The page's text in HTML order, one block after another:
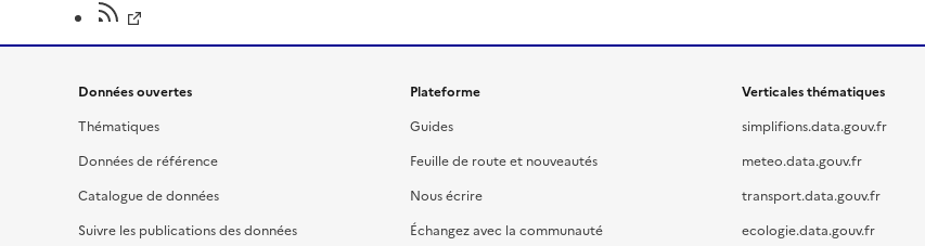
Données ouvertes
Thématiques
Données de référence
Catalogue de données
Suivre les publications des données
Plateforme
Guides
Feuille de route et nouveautés
Nous écrire
Échangez avec la communauté
Verticales thématiques
simplifions.data.gouv.fr
meteo.data.gouv.fr
transport.data.gouv.fr
ecologie.data.gouv.fr